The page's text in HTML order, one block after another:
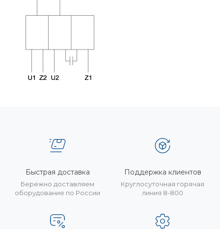
Быстрая доставка
Бережно доставляем
оборудование по России
Поддержка клиентов
Круглосуточная горячая
линия 8-800